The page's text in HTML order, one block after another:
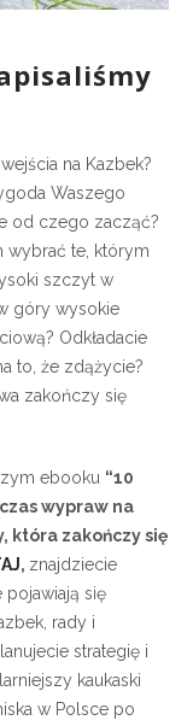
na Kazbek?
Waszego
od czego zacząć?
wybrać te, którym
szczyt w
góry wysokie
Odkładacie
to, że zdążycie?
zakończy się
ebooku “10
wypraw na
która zakończy się
, znajdziecie
pojawiają się
rady i
strategię i
kaukaski
w Polsce po